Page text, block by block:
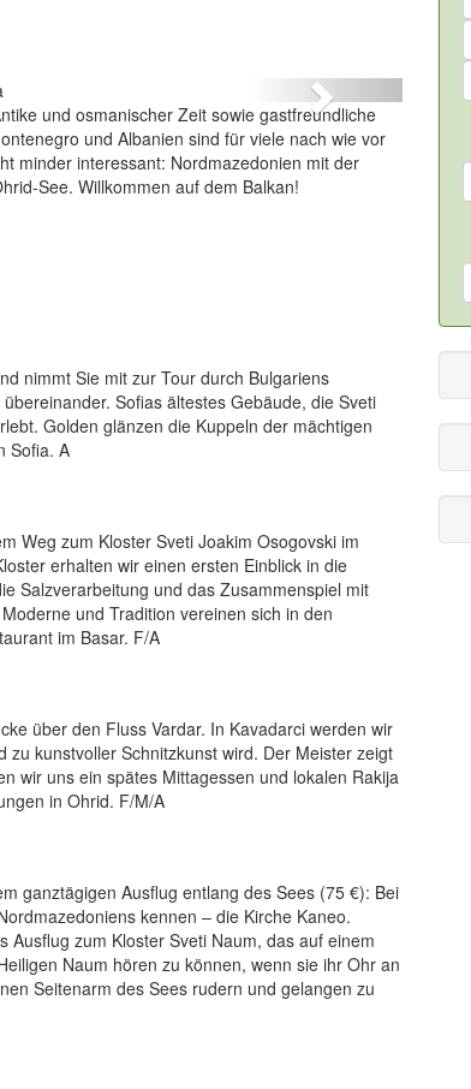
Next
und osmanischer Zeit sowie gastfreundliche
und Albanien sind für viele nach wie vor
minder interessant: Nordmazedonien mit der
See. Willkommen auf dem Balkan!
nimmt Sie mit zur Tour durch Bulgariens
Sofias ältestes Gebäude, die Sveti
Golden glänzen die Kuppeln der mächtigen
Sofia. A
Weg zum Kloster Sveti Joakim Osogovski im
erhalten wir einen ersten Einblick in die
Salzverarbeitung und das Zusammenspiel mit
und Tradition vereinen sich in den
im Basar. F/A
über den Fluss Vardar. In Kavadarci werden wir
kunstvoller Schnitzkunst wird. Der Meister zeigt
wir uns ein spätes Mittagessen und lokalen Rakija
in Ohrid. F/M/A
ganztägigen Ausflug entlang des Sees (75 €): Bei
kennen – die Kirche Kaneo.
zum Kloster Sveti Naum, das auf einem
Naum hören zu können, wenn sie ihr Ohr an
Seitenarm des Sees rudern und gelangen zu